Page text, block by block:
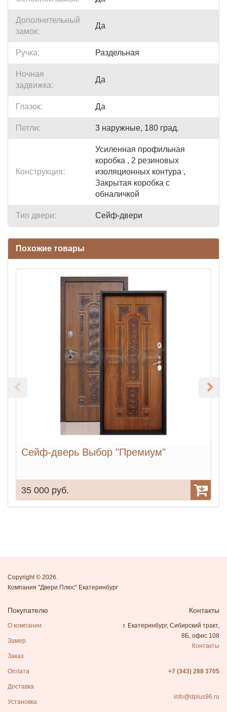
Дополнительный
замок:
Да
Ручка: Раздельная
Ночная
задвижка:
Да
Глазок: Да
Петли: 3 наружные, 180 град.
Конструкция:
Усиленная профильная
коробка , 2 резиновых
изоляционных контура ,
Закрытая коробка с
обналичкой
Тип двери: Сейф-двери
Похожие товары
Сейф-дверь Выбор "Премиум"
35 000 руб.
Copyright © 2026.
Компания "Двери Плюс" Екатеринбург
Покупателю
О компании
Замер
Заказ
Оплата
Доставка
Установка
Контакты
г. Екатеринбург, Сибирский тракт,
8Б, офис 108
Контакты
+7 (343) 288 3705
info@dplus96.ru